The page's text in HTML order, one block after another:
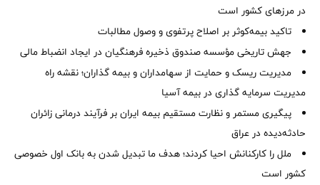
در مرزهای کشور است
تاکید بیمه‌کوثر بر اصلاح پرتفوی و وصول مطالبات ‌
جهش تاریخی مؤسسه صندوق ذخیره فرهنگیان در ایجاد انضباط مالی
مدیریت ریسک و حمایت از سهامداران و بیمه گذاران؛ نقشه راه
مدیریت سرمایه گذاری در بیمه آسیا
پیگیری مستمر و نظارت مستقیم بیمه ایران بر فرآیند درمانی زائران
حادثه‌دیده در عراق
ملل را کارکنانش احیا کردند؛ هدف ما تبدیل شدن به بانک اول خصوصی
کشور است